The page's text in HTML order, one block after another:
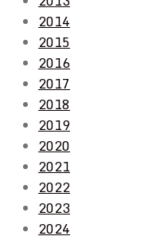
2014
2015
2016
2017
2018
2019
2020
2021
2022
2023
2024